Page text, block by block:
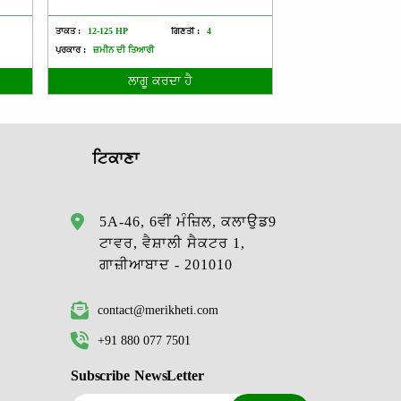
ਤਾਕਤ : 12-125 HP ਗਿਣਤੀ :
4
ਪ੍ਰਕਾਰ :
ਜ਼ਮੀਨ ਦੀ ਤਿਆਰੀ
ਲਾਗੂ ਕਰਦਾ ਹੈ
ਟਿਕਾਣਾ
5A-46, 6ਵੀਂ ਮੰਜ਼ਿਲ, ਕਲਾਉਡ9
ਟਾਵਰ, ਵੈਸ਼ਾਲੀ ਸੈਕਟਰ 1,
ਗਾਜ਼ੀਆਬਾਦ - 201010
contact@merikheti.com
+91 880 077 7501
Subscribe NewsLetter